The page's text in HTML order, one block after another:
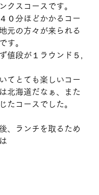
クスコースです。
０分ほどかかるコー
元の方々が来られる
す。
値段が１ラウンド５,
てとても楽しいコー
北海道だなぁ、また
たコースでした。
、ランチを取るため